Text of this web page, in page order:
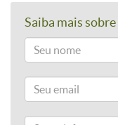
Saiba mais